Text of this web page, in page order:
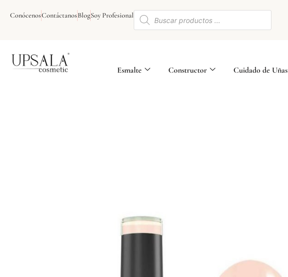
ConócenosContáctanosBlogSoy Profesional Búsqueda
Esmalte Constructor Cuidado de Uñas